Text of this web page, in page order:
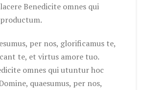
Benedicite omnes qui
per nos, glorificamus te,
te, et virtus amore tuo.
omnes qui utuntur hoc
quaesumus, per nos,